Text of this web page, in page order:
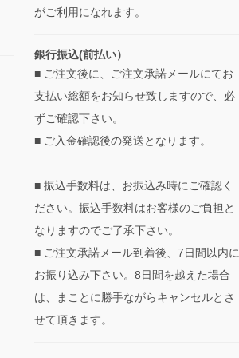
がご利用になれます。
銀行振込(前払い）
■ ご注文後に、ご注文承諾メールにてお
支払い総額をお知らせ致しますので、必
ずご確認下さい。
■ ご入金確認後の発送となります。
■ 振込手数料は、お振込み時にご確認く
ださい。振込手数料はお客様のご負担と
なりますのでご了承下さい。
■ ご注文承諾メール到着後、7日間以内に
お振り込み下さい。8日間を越えた場合
は、まことに勝手ながらキャンセルとさ
せて頂きます。